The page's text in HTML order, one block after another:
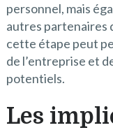
personnel, mais
autres partenaires
cette étape peut
de l’entreprise et
potentiels.
Les